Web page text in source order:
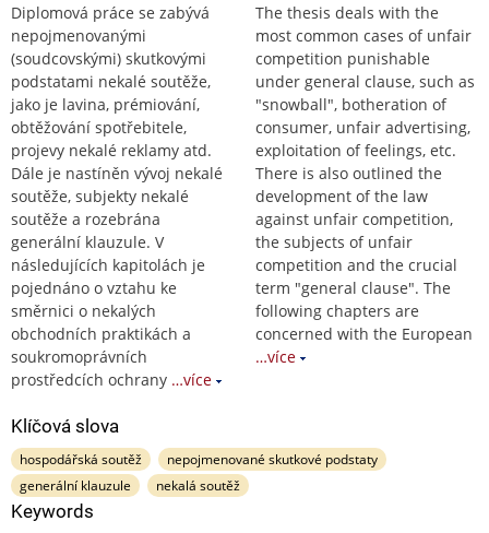
Diplomová práce se zabývá
nepojmenovanými
(soudcovskými) skutkovými
podstatami nekalé soutěže,
jako je lavina, prémiování,
obtěžování spotřebitele,
projevy nekalé reklamy atd.
Dále je nastíněn vývoj nekalé
soutěže, subjekty nekalé
soutěže a rozebrána
generální klauzule. V
následujících kapitolách je
pojednáno o vztahu ke
směrnici o nekalých
obchodních praktikách a
soukromoprávních
prostředcích ochrany …více
The thesis deals with the
most common cases of unfair
competition punishable
under general clause, such as
"snowball", botheration of
consumer, unfair advertising,
exploitation of feelings, etc.
There is also outlined the
development of the law
against unfair competition,
the subjects of unfair
competition and the crucial
term "general clause". The
following chapters are
concerned with the European
…více
Klíčová slova
hospodářská soutěž
nepojmenované skutkové podstaty
generální klauzule
nekalá soutěž
Keywords